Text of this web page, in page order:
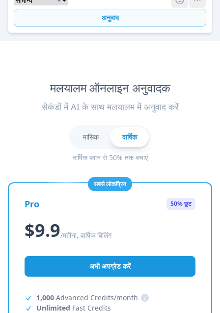
अनुवाद
मलयालम ऑनलाइन अनुवादक
सेकंडों में AI के साथ मलयालम में अनुवाद करें
मासिक वार्षिक
वार्षिक प्लान से 50% तक बचाएं
सबसे लोकप्रिय
Pro 50% छूट
$9.9/महीना, वार्षिक बिलिंग
अभी अपग्रेड करें
1,000 Advanced Credits/month
i
Unlimited Fast Credits